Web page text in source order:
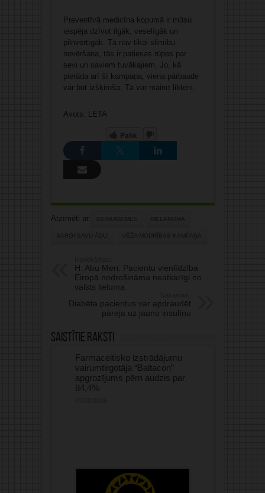
Preventīvā medicīna kopumā ir mūsu
iespēja dzīvot ilgāk, veselīgāk un
pilnvērtīgāk. Tā nav tikai slimību
novēršana, tās ir patiesas rūpes par
sevi un saviem tuvākajiem. Jo, kā
pierāda arī šī kampaņa, viena pārbaude
var būt izšķiroša. Tā var mainīt likteni.
Avots: LETA
Patīk
Atzīmēti ar: DZIMUMZĪMES MELANOMA
SARGI SAVU ĀDU! VĒŽA MODRĪBAS KAMPAŅA
H. Abu Meri: Pacientu vienlīdzība
Eiropā nodrošināma neatkarīgi no
valsts lieluma
Diabēta pacientus var apdraudēt
pāreja uz jauno insulīnu
Saistītie raksti
Farmaceitisko izstrādājumu
vairumtirgotāja “Baltacon”
apgrozījums pērn audzis par
84,4%